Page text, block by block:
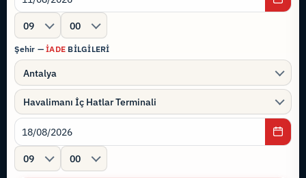
09 00
Şehir —İADE BİLGİLERİ
Antalya
Havalimanı İç Hatlar Terminali
09 00